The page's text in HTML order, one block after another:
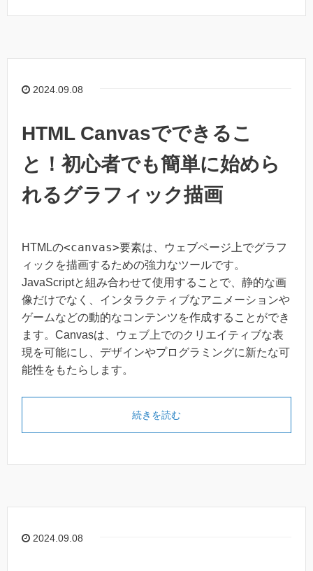
2024.09.08
HTML Canvasでできるこ
と！初心者でも簡単に始めら
れるグラフィック描画
HTMLの<canvas>要素は、ウェブページ上でグラフ
ィックを描画するための強力なツールです。
JavaScriptと組み合わせて使用することで、静的な画
像だけでなく、インタラクティブなアニメーションや
ゲームなどの動的なコンテンツを作成することができ
ます。Canvasは、ウェブ上でのクリエイティブな表
現を可能にし、デザインやプログラミングに新たな可
能性をもたらします。
続きを読む
2024.09.08